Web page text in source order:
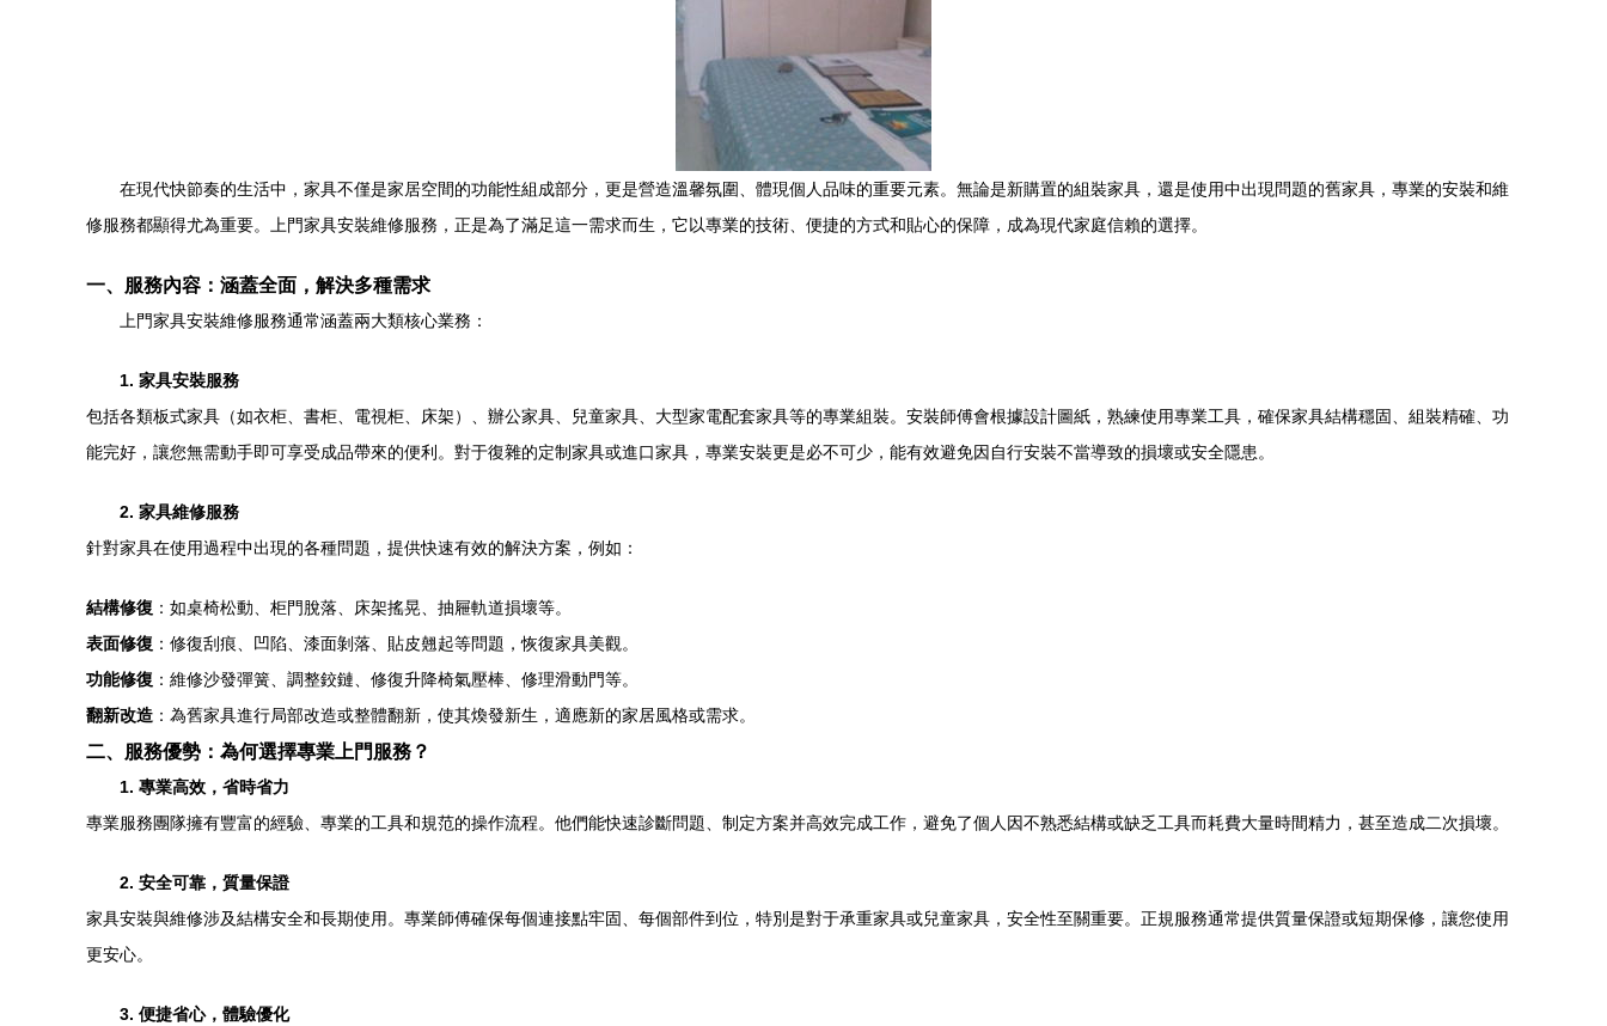
在現代快節奏的生活中，家具不僅是家居空間的功能性組成部分，更是營造溫馨氛圍、體現個人品味的重要元素。無論是新購置的組裝家具，還是使用中出現問題的舊家具，專業的安裝和維
修服務都顯得尤為重要。上門家具安裝維修服務，正是為了滿足這一需求而生，它以專業的技術、便捷的方式和貼心的保障，成為現代家庭信賴的選擇。
一、服務內容：涵蓋全面，解決多種需求
上門家具安裝維修服務通常涵蓋兩大類核心業務：
1. 家具安裝服務
包括各類板式家具（如衣柜、書柜、電視柜、床架）、辦公家具、兒童家具、大型家電配套家具等的專業組裝。安裝師傅會根據設計圖紙，熟練使用專業工具，確保家具結構穩固、組裝精確、功
能完好，讓您無需動手即可享受成品帶來的便利。對于復雜的定制家具或進口家具，專業安裝更是必不可少，能有效避免因自行安裝不當導致的損壞或安全隱患。
2. 家具維修服務
針對家具在使用過程中出現的各種問題，提供快速有效的解決方案，例如：
結構修復 ：如桌椅松動、柜門脫落、床架搖晃、抽屜軌道損壞等。
表面修復 ：修復刮痕、凹陷、漆面剝落、貼皮翹起等問題，恢復家具美觀。
功能修復 ：維修沙發彈簧、調整鉸鏈、修復升降椅氣壓棒、修理滑動門等。
翻新改造 ：為舊家具進行局部改造或整體翻新，使其煥發新生，適應新的家居風格或需求。
二、服務優勢：為何選擇專業上門服務？
1. 專業高效，省時省力
專業服務團隊擁有豐富的經驗、專業的工具和規范的操作流程。他們能快速診斷問題、制定方案并高效完成工作，避免了個人因不熟悉結構或缺乏工具而耗費大量時間精力，甚至造成二次損壞。
2. 安全可靠，質量保證
家具安裝與維修涉及結構安全和長期使用。專業師傅確保每個連接點牢固、每個部件到位，特別是對于承重家具或兒童家具，安全性至關重要。正規服務通常提供質量保證或短期保修，讓您使用
更安心。
3. 便捷省心，體驗優化